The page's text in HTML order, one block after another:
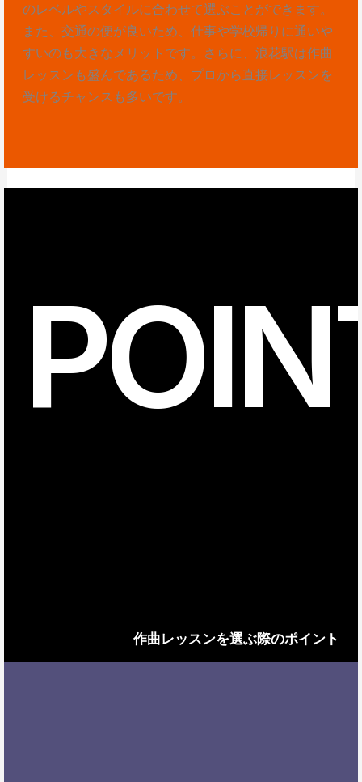
のレベルやスタイルに合わせて選ぶことができます。
また、交通の便が良いため、仕事や学校帰りに通いや
すいのも大きなメリットです。さらに、浪花駅は作曲
レッスンも盛んであるため、プロから直接レッスンを
受けるチャンスも多いです。
作曲レッスンを選ぶ際のポイント